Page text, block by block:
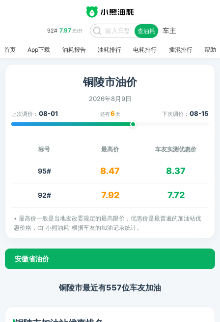
92# 7.97元/升 查油耗 车主
首页 App下载 油耗报告 油耗排行 电耗排行 插混排行 帮助
铜陵市油价
2026年8月9日
上次调价： 08-01 还有6 天 下次调价： 08-15
标号 最高价 车友实测优惠价
95# 8.47 8.37
92# 7.92 7.72
• 最高价一般是当地发改委规定的最高限价，优惠价是最普遍的加油站优
惠价格，由"小熊油耗"根据车友的加油记录统计。
安徽省油价
铜陵市最近有557位车友加油